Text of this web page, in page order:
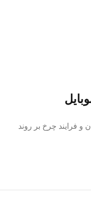
و فرایند چرخ بر روند